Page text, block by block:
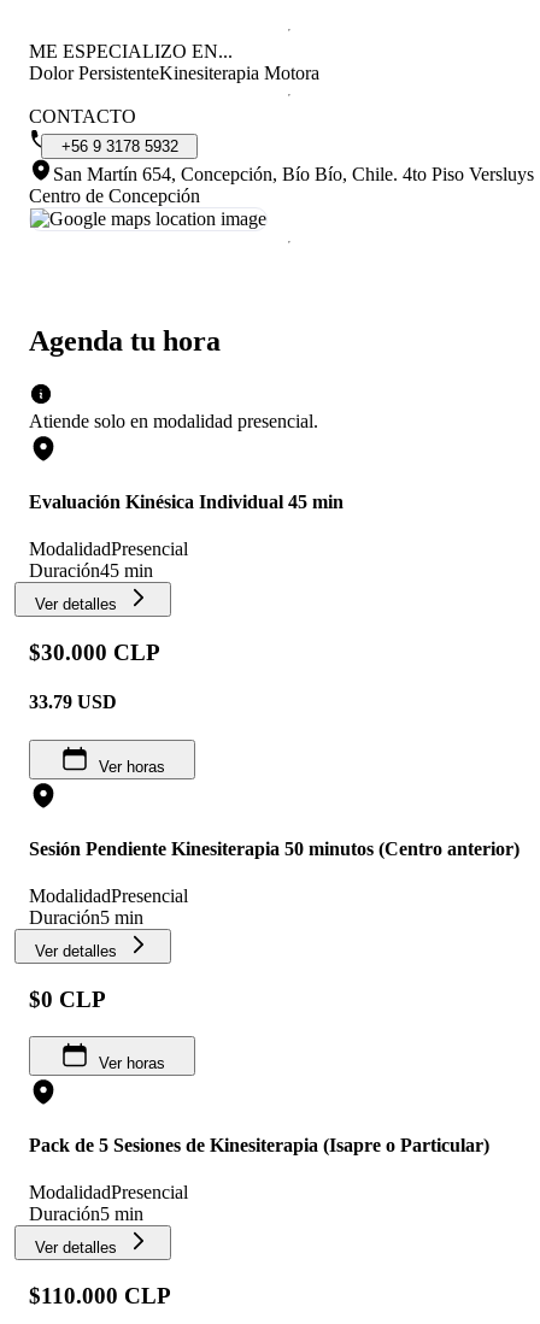
Agenda tu hora
Atiende solo en modalidad presencial.
Evaluación Kinésica Individual 45 min
ModalidadPresencial
Duración45 min
Ver detalles
$30.000 CLP
33.79 USD
Ver horas
Sesión Pendiente Kinesiterapia 50 minutos (Centro anterior)
ModalidadPresencial
Duración5 min
Ver detalles
$0 CLP
Ver horas
Pack de 5 Sesiones de Kinesiterapia (Isapre o Particular)
ModalidadPresencial
Duración5 min
Ver detalles
$110.000 CLP
ME ESPECIALIZO EN...
Dolor PersistenteKinesiterapia Motora
CONTACTO
+56 9 3178 5932
San Martín 654, Concepción, Bío Bío, Chile. 4to Piso Versluys
Centro de Concepción